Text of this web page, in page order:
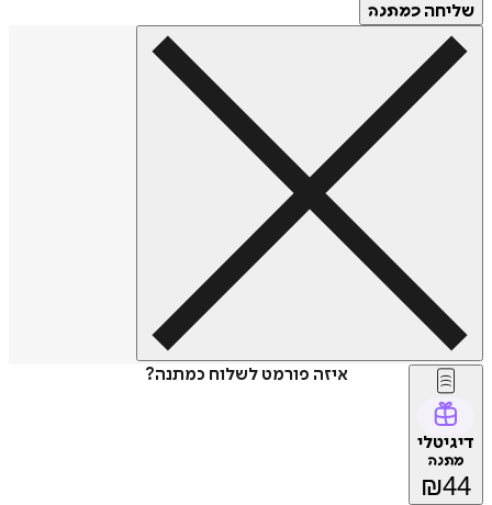
שליחה כמתנה
איזה פורמט לשלוח כמתנה?
דיגיטלי
מתנה
₪44